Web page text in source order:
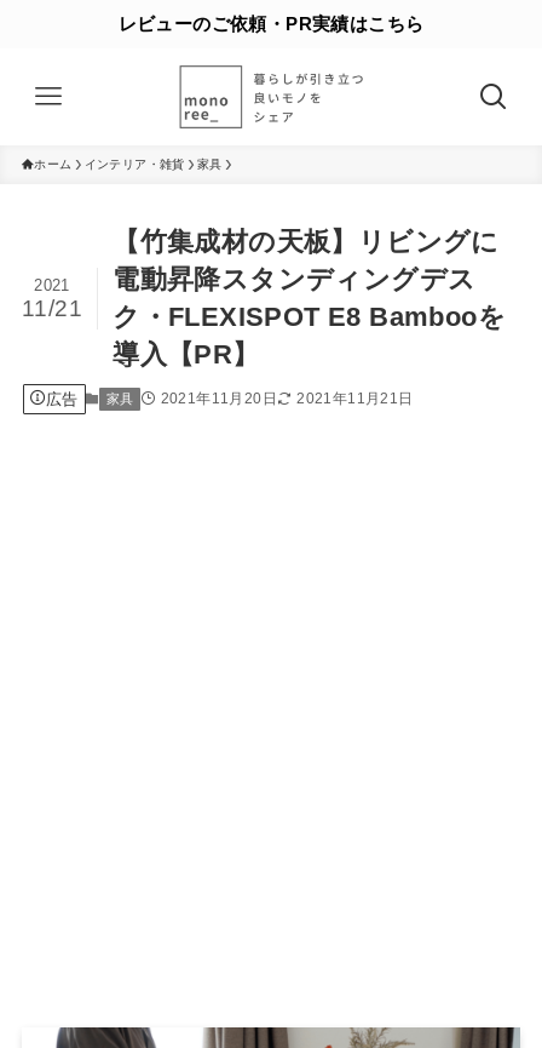
レビューのご依頼・PR実績はこちら
ホーム インテリア・雑貨 家具
【竹集成材の天板】リビングに
電動昇降スタンディングデス
ク・FLEXISPOT E8 Bambooを
導入【PR】
2021
11/21
広告 家具 2021年11月20日 2021年11月21日